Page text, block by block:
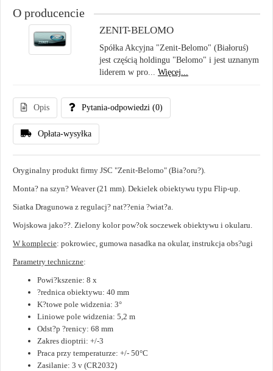
O producencie
ZENIT-BELOMO
Spółka Akcyjna "Zenit-Belomo" (Białoruś)
jest częścią holdingu "Belomo" i jest uznanym
liderem w pro... Więcej...
Opis Pytania-odpowiedzi (0)
Opłata-wysyłka
Oryginalny produkt firmy JSC "Zenit-Belomo" (Bia?oru?).
Monta? na szyn? Weaver (21 mm). Dekielek obiektywu typu Flip-up.
Siatka Dragunowa z regulacj? nat??enia ?wiat?a.
Wojskowa jako??. Zielony kolor pow?ok soczewek obiektywu i okularu.
W komplecie: pokrowiec, gumowa nasadka na okular, instrukcja obs?ugi
Parametry techniczne:
Powi?kszenie: 8 x
?rednica obiektywu: 40 mm
K?towe pole widzenia: 3°
Liniowe pole widzenia: 5,2 m
Odst?p ?renicy: 68 mm
Zakres dioptrii: +/-3
Praca przy temperaturze: +/- 50°C
Zasilanie: 3 v (CR2032)